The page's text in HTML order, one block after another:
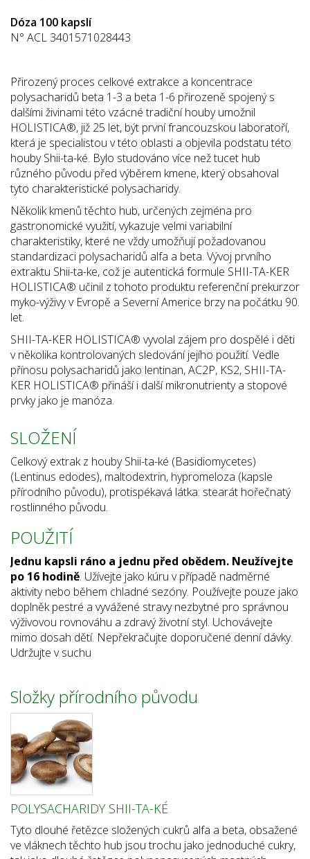
Dóza 100 kapslí
N° ACL 3401571028443
Přirozený proces celkové extrakce a koncentrace
polysacharidů beta 1-3 a beta 1-6 přirozeně spojený s
dalšími živinami této vzácné tradiční houby umožnil
HOLISTICA®, již 25 let, být první francouzskou laboratoří,
která je specialistou v této oblasti a objevila podstatu této
houby Shii-ta-ké. Bylo studováno více než tucet hub
různého původu před výběrem kmene, který obsahoval
tyto charakteristické polysacharidy.
Několik kmenů těchto hub, určených zejména pro
gastronomické využití, vykazuje velmi variabilní
charakteristiky, které ne vždy umožňují požadovanou
standardizaci polysacharidů alfa a beta. Vývoj prvního
extraktu Shii-ta-ke, což je autentická formule SHII-TA-KER
HOLISTICA® učinil z tohoto produktu referenční prekurzor
myko-výživy v Evropě a Severní Americe brzy na počátku 90.
let.
SHII-TA-KER HOLISTICA® vyvolal zájem pro dospělé i děti
v několika kontrolovaných sledování jejího použití. Vedle
přínosu polysacharidů jako lentinan, AC2P, KS2, SHII-TA-
KER HOLISTICA® přináší i další mikronutrienty a stopové
prvky jako je manóza.
SLOŽENÍ
Celkový extrak z houby Shii-ta-ké (Basidiomycetes)
(Lentinus edodes), maltodextrin, hypromeloza (kapsle
přírodního původu), protispékavá látka: stearát hořečnatý
rostlinného původu.
POUŽITÍ
Jednu kapsli ráno a jednu před obědem. Neužívejte
po 16 hodině. Užívejte jako kúru v případě nadměrné
aktivity nebo během chladné sezóny. Používejte pouze jako
doplněk pestré a vyvážené stravy nezbytné pro správnou
výživovou rovnováhu a zdravý životní styl. Uchovávejte
mimo dosah dětí. Nepřekračujte doporučené denní dávky.
Udržujte v suchu
Složky přírodního původu
POLYSACHARIDY SHII-TA-KÉ
Tyto dlouhé řetězce složených cukrů alfa a beta, obsažené
ve vláknech těchto hub jsou trochu jako jednoduché cukry,